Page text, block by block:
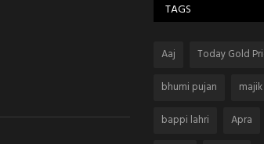
TAGS
Aaj Today Gold
bhumi pujan
majik
bappi lahri
Apra